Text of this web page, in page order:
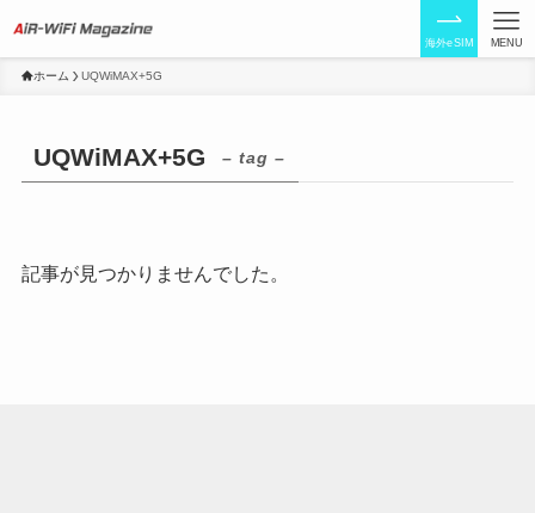
海外eSIM MENU
ホーム UQWiMAX+5G
UQWiMAX+5G – tag –
記事が見つかりませんでした。